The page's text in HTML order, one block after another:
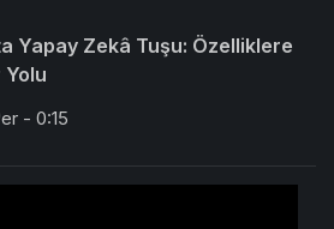
Yapay Zekâ Tuşu: Özelliklere
Yolu
- 0:15